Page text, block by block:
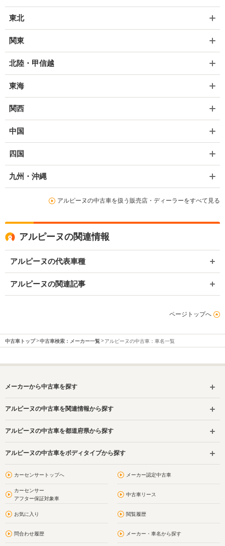
東北
関東
北陸・甲信越
東海
関西
中国
四国
九州・沖縄
アルピーヌの中古車を扱う販売店・ディーラーをすべて見る
アルピーヌの関連情報
アルピーヌの代表車種
アルピーヌの関連記事
ページトップへ
中古車トップ 中古車検索：メーカー一覧 アルピーヌの中古車：車名一覧
メーカーから中古車を探す
アルピーヌの中古車を関連情報から探す
アルピーヌの中古車を都道府県から探す
アルピーヌの中古車をボディタイプから探す
カーセンサートップへ メーカー認定中古車
カーセンサー
アフター保証対象車
中古車リース
お気に入り 閲覧履歴
問合わせ履歴 メーカー・車名から探す